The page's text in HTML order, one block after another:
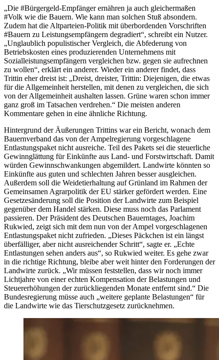
„Die #Bürgergeld-Empfänger ernähren ja auch gleichermaßen
#Volk wie die Bauern. Wie kann man solchen Stuß absondern.
Zudem hat die Altparteien-Politik mit überbordenden Vorschriften
#Bauern zu Leistungsempfängern degradiert“, schreibt ein Nutzer.
„Unglaublich populistischer Vergleich, die Abfederung von
Betriebskosten eines produzierenden Unternehmens mit
Sozialleistungsempfängern vergleichen bzw. gegen sie aufrechnen
zu wollen“, erklärt ein anderer. Wieder ein anderer findet, dass
Trittin eher dreist ist: „Dreist, dreister, Trittin: Diejenigen, die etwas
für die Allgemeinheit herstellen, mit denen zu vergleichen, die sich
von der Allgemeinheit aushalten lassen. Grüne waren schon immer
ganz groß im Tatsachen verdrehen.“ Die meisten anderen
Kommentare gehen in eine ähnliche Richtung.
Hintergrund der Äußerungen Trittins war ein Bericht, wonach dem
Bauernverband das von der Ampelregierung vorgeschlagene
Entlastungspaket nicht ausreiche. Teil des Pakets sei die steuerliche
Gewinnglättung für Einkünfte aus Land- und Forstwirtschaft. Damit
würden Gewinnschwankungen abgemildert. Landwirte könnten so
Einkünfte aus guten und schlechten Jahren besser ausgleichen.
Außerdem soll die Weidetierhaltung auf Grünland im Rahmen der
Gemeinsamen Agrarpolitik der EU stärker gefördert werden. Eine
Gesetzesänderung soll die Position der Landwirte zum Beispiel
gegenüber dem Handel stärken. Diese muss noch das Parlament
passieren. Der Präsident des Deutschen Bauerntages, Joachim
Rukwied, zeigt sich mit dem nun von der Ampel vorgeschlagenen
Entlastungspaket nicht zufrieden. „Dieses Päckchen ist ein längst
überfälliger, aber nicht ausreichender Schritt“, sagte er. „Echte
Entlastungen sehen anders aus“, so Rukwied weiter. Es gehe zwar
in die richtige Richtung, bleibe aber weit hinter den Forderungen der
Landwirte zurück. „Wir müssen feststellen, dass wir noch immer
Lichtjahre von einer echten Kompensation der Belastungen und
Steuererhöhungen der zurückliegenden Monate entfernt sind.“ Die
Bundesregierung müsse auch „weitere geplante Belastungen“ für
die Landwirte wie das Tierschutzgesetz zurücknehmen.